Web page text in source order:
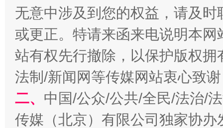
受贿1.44亿！段成刚被判无期 从幼
无意中涉及到您的权益，请及
或更正。特请来函来电说明本
站有权先行撤除，以保护版权
法制/新闻网等传媒网站衷心致
二、 中国/公众/公共/全民/法治/
传媒（北京）有限公司独家协